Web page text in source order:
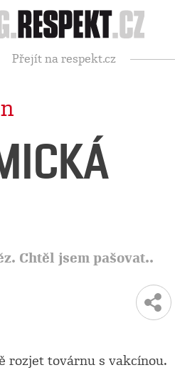
Respekt
Přejít na respekt.cz
Chtěl jsem pašovat..
rozjet továrnu s vakcínou.